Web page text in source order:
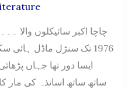
1976 تک سنڑل ماڈل
ایسا دور تھا جہاں
ساتھ ساتھ اساتذہ کی